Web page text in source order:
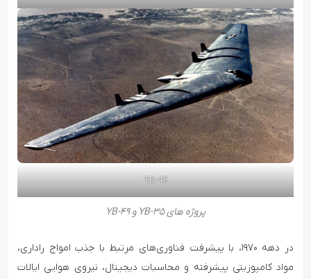
YB-49
پروژه های YB-۳۵ و YB-۴۹
در دهه ۱۹۷۰، با پیشرفت فناوری‌های مرتبط با جذب امواج راداری،
مواد کامپوزیتی پیشرفته و محاسبات دیجیتال، نیروی هوایی ایالات